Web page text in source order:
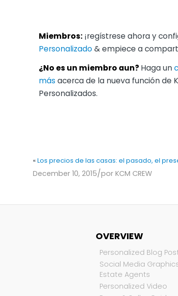
Miembros: ¡regístrese ahora y
Personalizado& empiece a
¿No es un miembro aun? Haga un
más acerca de la nueva función de
Personalizados.
« Los precios de las casas: el pasado, el
December 10, 2015/por KCM CREW
OVERVIEW
Personalized Blog
Social Media
Estate Agents
Personalized Video